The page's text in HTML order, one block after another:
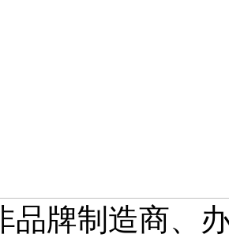
品牌制造商、